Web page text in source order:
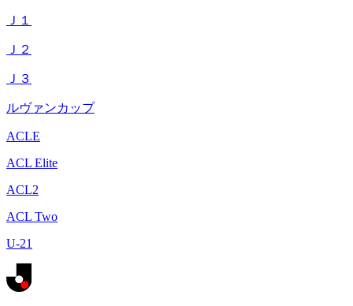
Ｊ１
Ｊ２
Ｊ３
ルヴァンカップ
ACLE
ACL Elite
ACL2
ACL Two
U-21